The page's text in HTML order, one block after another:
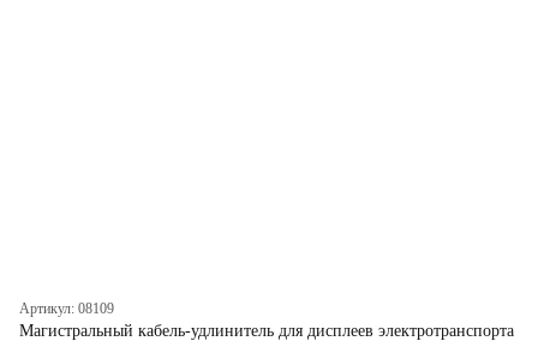
Артикул: 08109
Магистральный кабель-удлинитель для дисплеев электротранспорта